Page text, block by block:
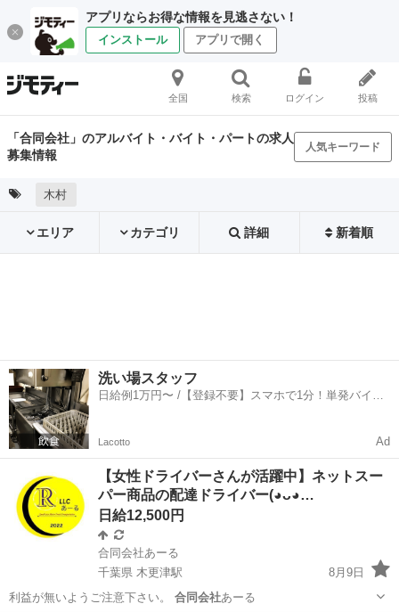
アプリならお得な情報を見逃さない！
インストール アプリで開く
全国 検索 ログイン 投稿
「合同会社」のアルバイト・バイト・パートの求人
募集情報
人気キーワード
木村
エリア カテゴリ 詳細 新着順
洗い場スタッフ
日給例1万円〜 /【登録不要】スマホで1分！単発バイト
Lacotto Ad
【女性ドライバーさんが活躍中】ネットスー
パー商品の配達ドライバー(⁠◕⁠ᴗ⁠◕…
日給12,500円
合同会社あーる
千葉県 木更津駅
8月9日
利益が無いようご注意下さい。 合同会社あーる